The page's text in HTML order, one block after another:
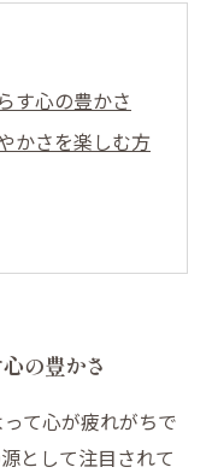
す心の豊かさ
かさを楽しむ方
アーティフィシ
る力
選び方と活用法
想の都市インテ
の豊かさ
て心が疲れがちで
として注目されて